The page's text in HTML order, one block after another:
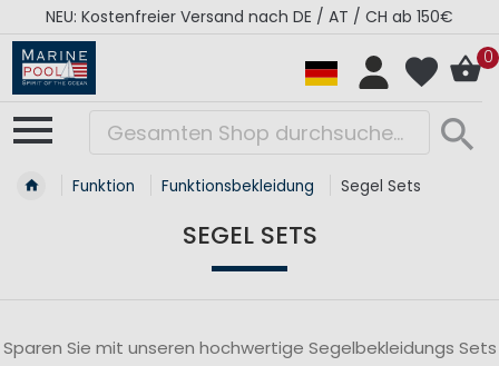
NEU: Kostenfreier Versand nach DE / AT / CH ab 150€
0
Funktion Funktionsbekleidung Segel Sets
SEGEL SETS
Sparen Sie mit unseren hochwertige Segelbekleidungs Sets